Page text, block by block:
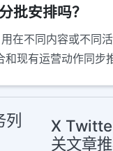
批安排吗？
不同内容或不同
现有运营动作同步
X
关文章